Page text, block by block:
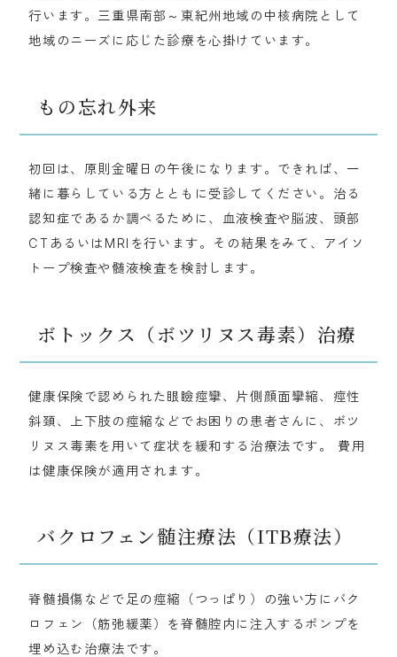
行います。三重県南部～東紀州地域の中核病院として
地域のニーズに応じた診療を心掛けています。
もの忘れ外来
初回は、原則金曜日の午後になります。できれば、一
緒に暮らしている方とともに受診してください。治る
認知症であるか調べるために、血液検査や脳波、頭部
CTあるいはMRIを行います。その結果をみて、アイソ
トープ検査や髄液検査を検討します。
ボトックス（ボツリヌス毒素）治療
健康保険で認められた眼瞼痙攣、片側顔面攣縮、痙性
斜頚、上下肢の痙縮などでお困りの患者さんに、ボツ
リヌス毒素を用いて症状を緩和する治療法です。 費用
は健康保険が適用されます。
バクロフェン髄注療法（ITB療法）
脊髄損傷などで足の痙縮（つっぱり）の強い方にバク
ロフェン（筋弛緩薬）を脊髄腔内に注入するポンプを
埋め込む治療法です。